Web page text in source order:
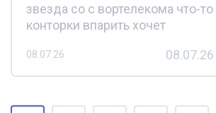
звезда со с вортелекома что-то
конторки впарить хочет
08.07.26 08.07.26